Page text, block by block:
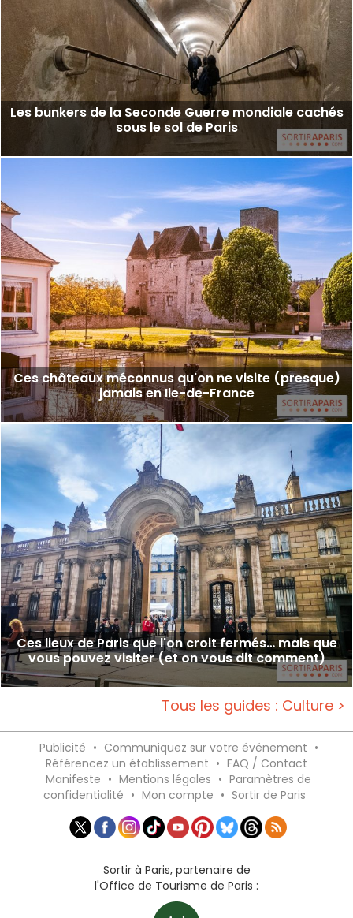
Les bunkers de la Seconde Guerre mondiale cachés
sous le sol de Paris
Ces châteaux méconnus qu'on ne visite (presque)
jamais en Ile-de-France
Ces lieux de Paris que l'on croit fermés… mais que
vous pouvez visiter (et on vous dit comment)
Tous les guides : Culture >
Publicité • Communiquez sur votre événement •
Référencez un établissement • FAQ / Contact
Manifeste • Mentions légales • Paramètres de
confidentialité • Mon compte • Sortir de Paris
Sortir à Paris, partenaire de
l'Office de Tourisme de Paris :